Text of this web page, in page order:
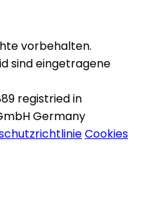
vorbehalten.
sind eingetragene
registried in
Germany
Cookies